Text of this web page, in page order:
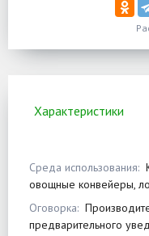
Характеристики
Среда использования:
овощные конвейеры,
Оговорка:
предварительного